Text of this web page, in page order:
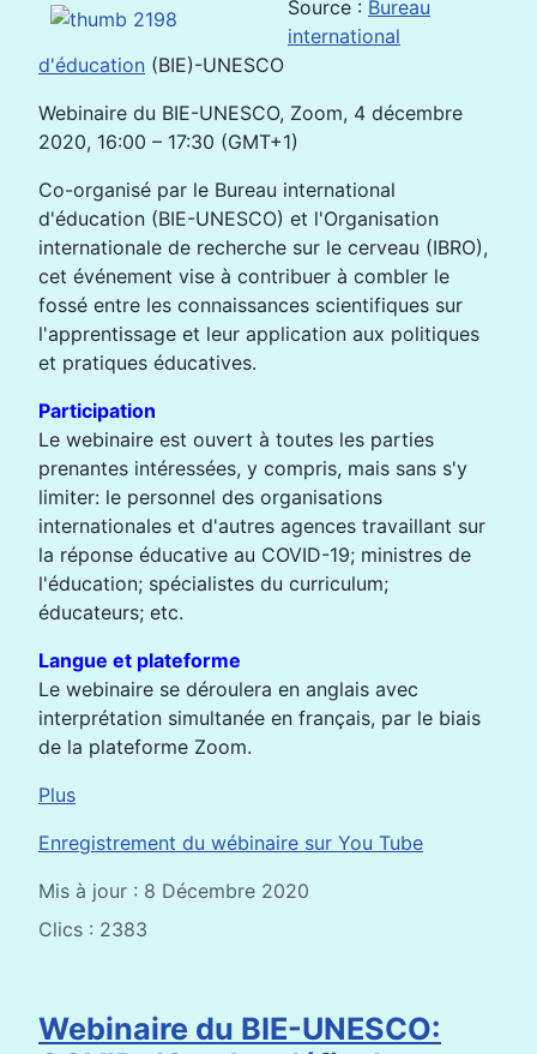
Source : Bureau
international
d'éducation (BIE)-UNESCO
Webinaire du BIE-UNESCO, Zoom, 4 décembre
2020, 16:00 – 17:30 (GMT+1)
Co-organisé par le Bureau international
d'éducation (BIE-UNESCO) et l'Organisation
internationale de recherche sur le cerveau (IBRO),
cet événement vise à contribuer à combler le
fossé entre les connaissances scientifiques sur
l'apprentissage et leur application aux politiques
et pratiques éducatives.
Participation
Le webinaire est ouvert à toutes les parties
prenantes intéressées, y compris, mais sans s'y
limiter: le personnel des organisations
internationales et d'autres agences travaillant sur
la réponse éducative au COVID-19; ministres de
l'éducation; spécialistes du curriculum;
éducateurs; etc.
Langue et plateforme
Le webinaire se déroulera en anglais avec
interprétation simultanée en français, par le biais
de la plateforme Zoom.
Plus
Enregistrement du wébinaire sur You Tube
Mis à jour : 8 Décembre 2020
Clics : 2383
Webinaire du BIE-UNESCO: